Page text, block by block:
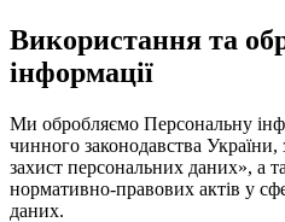
Використання та
інформації
Ми обробляємо Персональну
чинного законодавства
захист персональних даних», а
нормативно-правових актів у
даних.